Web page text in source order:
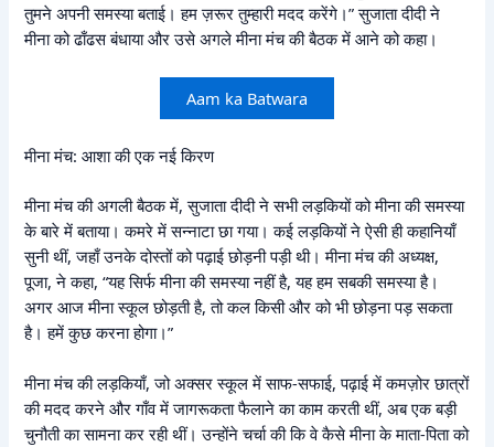
तुमने अपनी समस्या बताई। हम ज़रूर तुम्हारी मदद करेंगे।” सुजाता दीदी ने
मीना को ढाँढस बंधाया और उसे अगले मीना मंच की बैठक में आने को कहा।
Aam ka Batwara
मीना मंच: आशा की एक नई किरण
मीना मंच की अगली बैठक में, सुजाता दीदी ने सभी लड़कियों को मीना की समस्या
के बारे में बताया। कमरे में सन्नाटा छा गया। कई लड़कियों ने ऐसी ही कहानियाँ
सुनी थीं, जहाँ उनके दोस्तों को पढ़ाई छोड़नी पड़ी थी। मीना मंच की अध्यक्ष,
पूजा, ने कहा, “यह सिर्फ मीना की समस्या नहीं है, यह हम सबकी समस्या है।
अगर आज मीना स्कूल छोड़ती है, तो कल किसी और को भी छोड़ना पड़ सकता
है। हमें कुछ करना होगा।”
मीना मंच की लड़कियाँ, जो अक्सर स्कूल में साफ-सफाई, पढ़ाई में कमज़ोर छात्रों
की मदद करने और गाँव में जागरूकता फैलाने का काम करती थीं, अब एक बड़ी
चुनौती का सामना कर रही थीं। उन्होंने चर्चा की कि वे कैसे मीना के माता-पिता को